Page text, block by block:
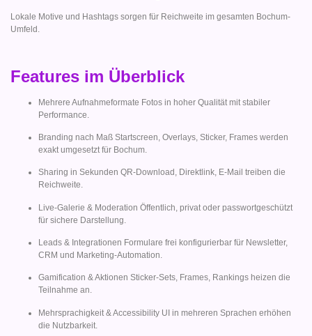
Lokale Motive und Hashtags sorgen für Reichweite im gesamten Bochum-
Umfeld.
Features im Überblick
Mehrere Aufnahmeformate Fotos in hoher Qualität mit stabiler
Performance.
Branding nach Maß Startscreen, Overlays, Sticker, Frames werden
exakt umgesetzt für Bochum.
Sharing in Sekunden QR-Download, Direktlink, E-Mail treiben die
Reichweite.
Live-Galerie & Moderation Öffentlich, privat oder passwortgeschützt
für sichere Darstellung.
Leads & Integrationen Formulare frei konfigurierbar für Newsletter,
CRM und Marketing-Automation.
Gamification & Aktionen Sticker-Sets, Frames, Rankings heizen die
Teilnahme an.
Mehrsprachigkeit & Accessibility UI in mehreren Sprachen erhöhen
die Nutzbarkeit.